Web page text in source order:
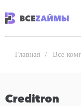
Главная Все
Creditron